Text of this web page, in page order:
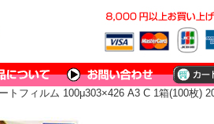
フィルム 100μ303×426 A3 C 1箱(100枚)